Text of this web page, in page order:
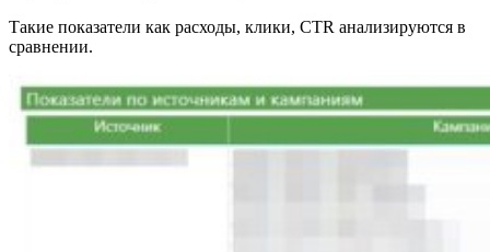
Такие показатели как расходы, клики, CTR анализируются в
сравнении.